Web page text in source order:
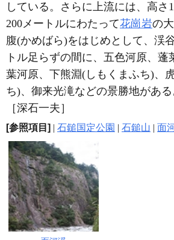
している。さらに上流には、高さ
200メートルにわたって花崗岩の
腹(かめばら)をはじめとして、渓
トル足らずの間に、五色河原、蓬
葉河原、下熊淵(しもくまふち)、
ち)、御来光滝などの景勝地がある
［深石一夫］
[参照項目] | 石鎚国定公園 | 石鎚山 | 面